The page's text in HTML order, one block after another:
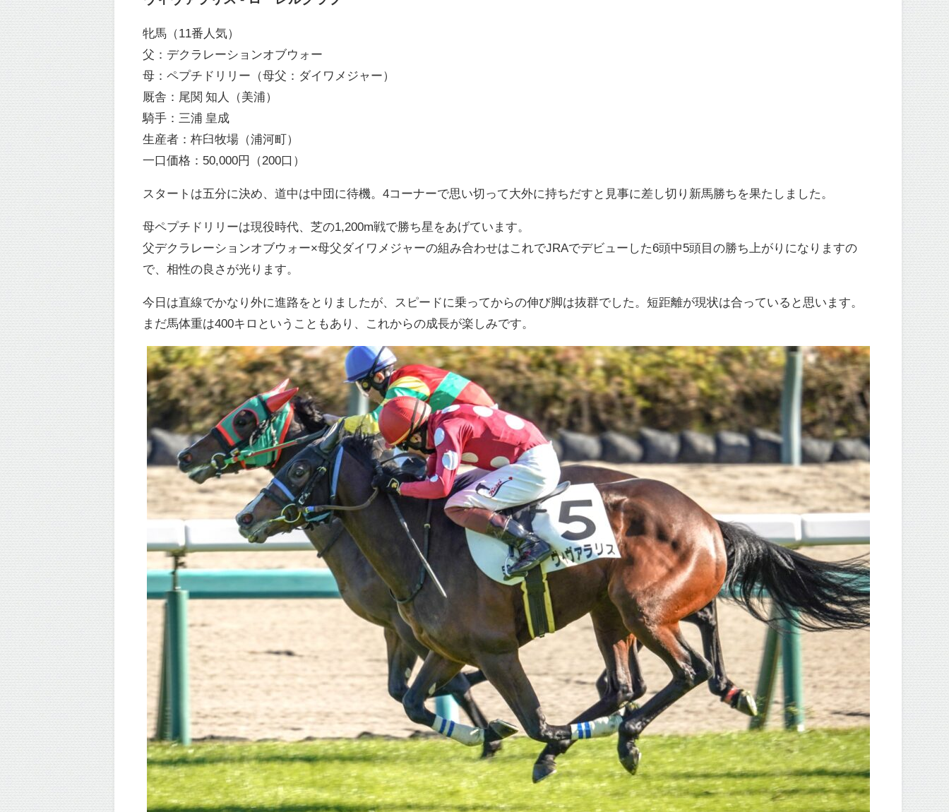
牝馬（11番人気）
父：デクラレーションオブウォー
母：ペプチドリリー（母父：ダイワメジャー）
厩舎：尾関 知人（美浦）
騎手：三浦 皇成
生産者：杵臼牧場（浦河町）
一口価格：50,000円（200口）
スタートは五分に決め、道中は中団に待機。4コーナーで思い切って大外に持ちだすと見事に差し切り新馬勝ちを果たしました。
母ペプチドリリーは現役時代、芝の1,200m戦で勝ち星をあげています。
父デクラレーションオブウォー×母父ダイワメジャーの組み合わせはこれでJRAでデビューした6頭中5頭目の勝ち上がりになりますの
で、相性の良さが光ります。
今日は直線でかなり外に進路をとりましたが、スピードに乗ってからの伸び脚は抜群でした。短距離が現状は合っていると思います。
まだ馬体重は400キロということもあり、これからの成長が楽しみです。